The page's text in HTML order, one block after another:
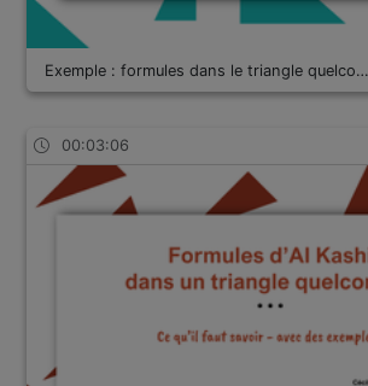
Exemple : formules dans le triangle quelco…
00:03:06